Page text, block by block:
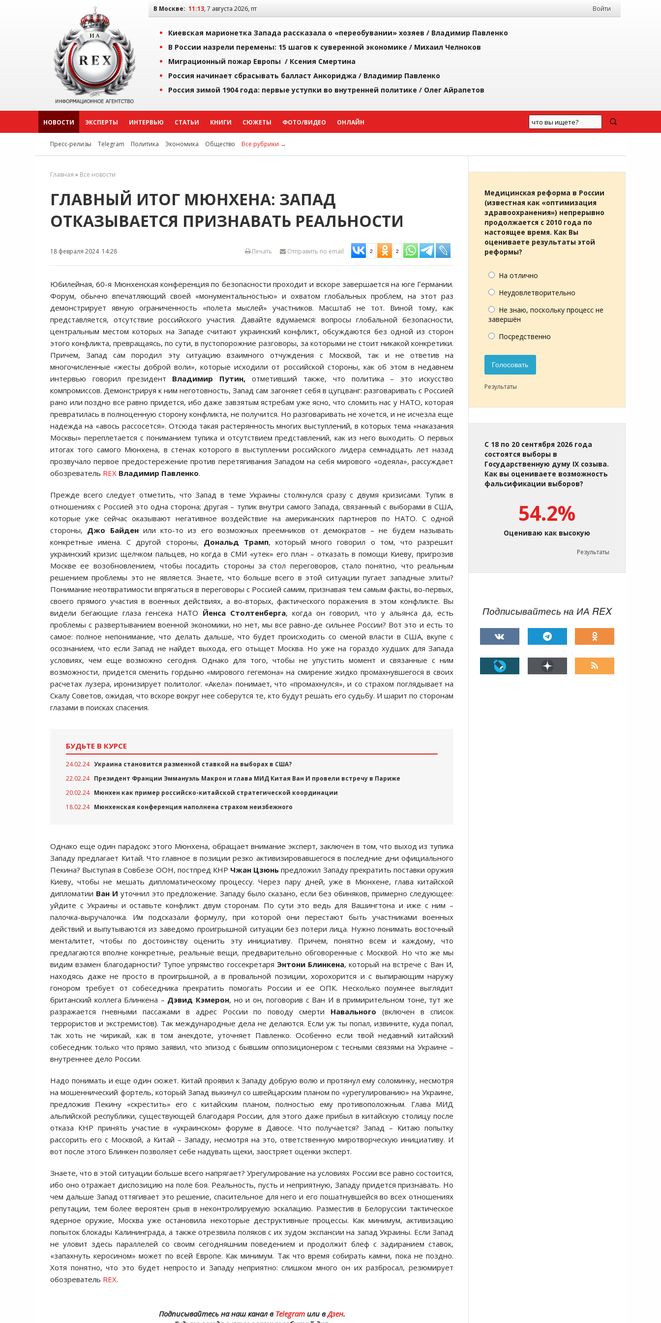
В Москве: 11:13, 7 августа 2026, пт Войти
Киевская марионетка Запада рассказала о «переобувании» хозяев / Владимир Павленко
В России назрели перемены: 15 шагов к суверенной экономике / Михаил Челноков
Миграционный пожар Европы / Ксения Смертина
Россия начинает сбрасывать балласт Анкориджа / Владимир Павленко
Россия зимой 1904 года: первые уступки во внутренней политике / Олег Айрапетов
НОВОСТИ ЭКСПЕРТЫ ИНТЕРВЬЮ СТАТЬИ КНИГИ СЮЖЕТЫ ФОТО/ВИДЕО ОНЛАЙН
Пресс-релизы Telegram Политика Экономика Общество Все рубрики →
Главная » Все новости
ГЛАВНЫЙ ИТОГ МЮНХЕНА: ЗАПАД
ОТКАЗЫВАЕТСЯ ПРИЗНАВАТЬ РЕАЛЬНОСТИ
18 февраля 2024 14:28 Отправить по email 2 2
Печать
Юбилейная, 60-я Мюнхенская конференция по безопасности проходит и вскоре завершается на юге Германии.
Форум, обычно впечатляющий своей «монументальностью» и охватом глобальных проблем, на этот раз
демонстрирует явную ограниченность «полета мыслей» участников. Масштаб не тот. Виной тому, как
представляется, отсутствие российского участия. Давайте вдумаемся: вопросы глобальной безопасности,
центральным местом которых на Западе считают украинский конфликт, обсуждаются без одной из сторон
этого конфликта, превращаясь, по сути, в пустопорожние разговоры, за которыми не стоит никакой конкретики.
Причем, Запад сам породил эту ситуацию взаимного отчуждения с Москвой, так и не ответив на
многочисленные «жесты доброй воли», которые исходили от российской стороны, как об этом в недавнем
интервью говорил президент Владимир Путин, отметивший также, что политика – это искусство
компромиссов. Демонстрируя к ним неготовность, Запад сам загоняет себя в цугцванг: разговаривать с Россией
рано или поздно все равно придется, ибо даже завзятым ястребам уже ясно, что сломить нас у НАТО, которая
превратилась в полноценную сторону конфликта, не получится. Но разговаривать не хочется, и не исчезла еще
надежда на «авось рассосется». Отсюда такая растерянность многих выступлений, в которых тема «наказания
Москвы» переплетается с пониманием тупика и отсутствием представлений, как из него выходить. О первых
итогах того самого Мюнхена, в стенах которого в выступлении российского лидера семнадцать лет назад
прозвучало первое предостережение против перетягивания Западом на себя мирового «одеяла», рассуждает
обозреватель REX Владимир Павленко.
Прежде всего следует отметить, что Запад в теме Украины столкнулся сразу с двумя кризисами. Тупик в
отношениях с Россией это одна сторона; другая – тупик внутри самого Запада, связанный с выборами в США,
которые уже сейчас оказывают негативное воздействие на американских партнеров по НАТО. С одной
стороны, Джо Байденили кто-то из его возможных преемников от демократов – не будем называть
конкретные имена. С другой стороны, Дональд Трамп, который много говорил о том, что разрешит
украинский кризис щелчком пальцев, но когда в СМИ «утек» его план – отказать в помощи Киеву, пригрозив
Москве ее возобновлением, чтобы посадить стороны за стол переговоров, стало понятно, что реальным
решением проблемы это не является. Знаете, что больше всего в этой ситуации пугает западные элиты?
Понимание неотвратимости впрягаться в переговоры с Россией самим, признавая тем самым факты, во-первых,
своего прямого участия в военных действиях, а во-вторых, фактического поражения в этом конфликте. Вы
видели бегающие глаза генсека НАТО Йенса Столтенберга, когда он говорил, что у альянса да, есть
проблемы с развертыванием военной экономики, но нет, мы все равно-де сильнее России? Вот это и есть то
самое: полное непонимание, что делать дальше, что будет происходить со сменой власти в США, вкупе с
осознанием, что если Запад не найдет выхода, его отыщет Москва. Но уже на гораздо худших для Запада
условиях, чем еще возможно сегодня. Однако для того, чтобы не упустить момент и связанные с ним
возможности, придется сменить гордыню «мирового гегемона» на смирение жидко промахнувшегося в своих
расчетах лузера, иронизирует политолог. «Акела» понимает, что «промахнулся», и со страхом поглядывает на
Скалу Советов, ожидая, что вскоре вокруг нее соберутся те, кто будут решать его судьбу. И шарит по сторонам
глазами в поисках спасения.
БУДЬТЕ В КУРСЕ
24.02.24 Украина становится разменной ставкой на выборах в США?
22.02.24 Президент Франции Эммануэль Макрон и глава МИД Китая Ван И провели встречу в Париже
20.02.24 Мюнхен как пример российско-китайской стратегической координации
18.02.24 Мюнхенская конференция наполнена страхом неизбежного
Однако еще один парадокс этого Мюнхена, обращает внимание эксперт, заключен в том, что выход из тупика
Западу предлагает Китай. Что главное в позиции резко активизировавшегося в последние дни официального
Пекина? Выступая в Совбезе ООН, постпред КНР Чжан Цзюнь предложил Западу прекратить поставки оружия
Киеву, чтобы не мешать дипломатическому процессу. Через пару дней, уже в Мюнхене, глава китайской
дипломатии Ван И уточнил это предложение. Западу было сказано, если без обиняков, примерно следующее:
уйдите с Украины и оставьте конфликт двум сторонам. По сути это ведь для Вашингтона и иже с ним –
палочка-выручалочка. Им подсказали формулу, при которой они перестают быть участниками военных
действий и выпутываются из заведомо проигрышной ситуации без потери лица. Нужно понимать восточный
менталитет, чтобы по достоинству оценить эту инициативу. Причем, понятно всем и каждому, что
предлагаются вполне конкретные, реальные вещи, предварительно обговоренные с Москвой. Но что же мы
видим взамен благодарности? Тупое упрямство госсекретаря Энтони Блинкена, который на встрече с Ван И,
находясь даже не просто в проигрышной, а в провальной позиции, хорохорится и с выпирающим наружу
гонором требует от собеседника прекратить помогать России и ее ОПК. Несколько поумнее выглядит
британский коллега Блинкена – Дэвид Кэмерон, но и он, поговорив с Ван И в примирительном тоне, тут же
разражается гневными пассажами в адрес России по поводу смерти Навального (включен в список
террористов и экстремистов). Так международные дела не делаются. Если уж ты попал, извините, куда попал,
так хоть не чирикай, как в том анекдоте, уточняет Павленко. Особенно если твой недавний китайский
собеседник только что прямо заявил, что эпизод с бывшим оппозиционером с тесными связями на Украине –
внутреннее дело России.
Надо понимать и еще один сюжет. Китай проявил к Западу добрую волю и протянул ему соломинку, несмотря
на мошеннический фортель, который Запад выкинул со швейцарским планом по «урегулированию» на Украине,
предложив Пекину «скрестить» его с китайским планом, полностью ему противоположным. Глава МИД
альпийской республики, существующей благодаря России, для этого даже прибыл в китайскую столицу после
отказа КНР принять участие в «украинском» форуме в Давосе. Что получается? Запад – Китаю попытку
рассорить его с Москвой, а Китай – Западу, несмотря на это, ответственную миротворческую инициативу. И
вот после этого Блинкен позволяет себе надувать щеки, заостряет оценки эксперт.
Знаете, что в этой ситуации больше всего напрягает? Урегулирование на условиях России все равно состоится,
ибо оно отражает диспозицию на поле боя. Реальность, пусть и неприятную, Западу придется признавать. Но
чем дальше Запад оттягивает это решение, спасительное для него и его пошатнувшейся во всех отношениях
репутации, тем более вероятен срыв в неконтролируемую эскалацию. Разместив в Белоруссии тактическое
ядерное оружие, Москва уже остановила некоторые деструктивные процессы. Как минимум, активизацию
попыток блокады Калининграда, а также отрезвила поляков с их зудом экспансии на запад Украины. Если Запад
не уловит здесь параллелей со своим сегодняшним поведением и продолжит блеф с задиранием ставок,
«запахнуть керосином» может по всей Европе. Как минимум. Так что время собирать камни, пока не поздно.
Хотя понятно, что это будет непросто и Западу неприятно: слишком много он их разбросал, резюмирует
обозреватель REX.
Подписывайтесь на наш канал в Telegramили вДзен.
Медицинская реформа в России
(известная как «оптимизация
здравоохранения») непрерывно
продолжается с 2010 года по
настоящее время. Как Вы
оцениваете результаты этой
реформы?
На отлично
Неудовлетворительно
Не знаю, поскольку процесс не
завершён
Посредственно
Голосовать
Результаты
С 18 по 20 сентября 2026 года
состоятся выборы в
Государственную думу IX созыва.
Как вы оцениваете возможность
фальсификации выборов?
54.2%
Оцениваю как высокую
Результаты
Подписывайтесь на ИА REX